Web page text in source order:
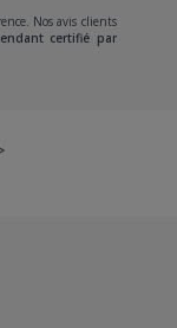
Nos avis clients
certifié par